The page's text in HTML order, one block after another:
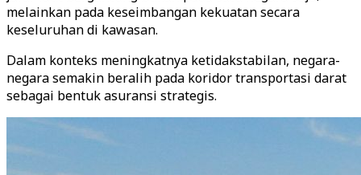
melainkan pada keseimbangan kekuatan secara
keseluruhan di kawasan.
Dalam konteks meningkatnya ketidakstabilan, negara-
negara semakin beralih pada koridor transportasi darat
sebagai bentuk asuransi strategis.